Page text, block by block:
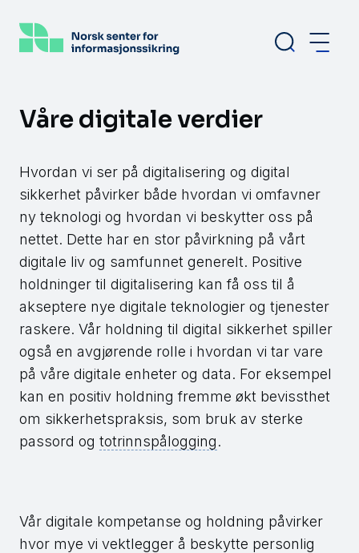
hovedinnhold
Våre digitale verdier
Hvordan vi ser på digitalisering og digital
sikkerhet påvirker både hvordan vi omfavner
ny teknologi og hvordan vi beskytter oss på
nettet. Dette har en stor påvirkning på vårt
digitale liv og samfunnet generelt. Positive
holdninger til digitalisering kan få oss til å
akseptere nye digitale teknologier og tjenester
raskere. Vår holdning til digital sikkerhet spiller
også en avgjørende rolle i hvordan vi tar vare
på våre digitale enheter og data. For eksempel
kan en positiv holdning fremme økt bevissthet
om sikkerhetspraksis, som bruk av sterke
passord og totrinnspålogging.
Vår digitale kompetanse og holdning påvirker
hvor mye vi vektlegger å beskytte personlig